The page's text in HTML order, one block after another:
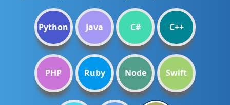
Python Java C# C++
PHP Ruby Node Swift